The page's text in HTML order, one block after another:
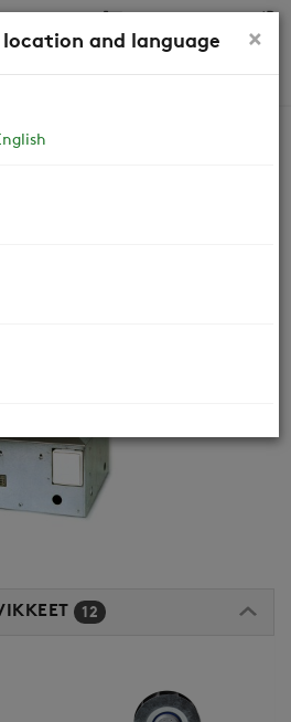
12
×
location and language